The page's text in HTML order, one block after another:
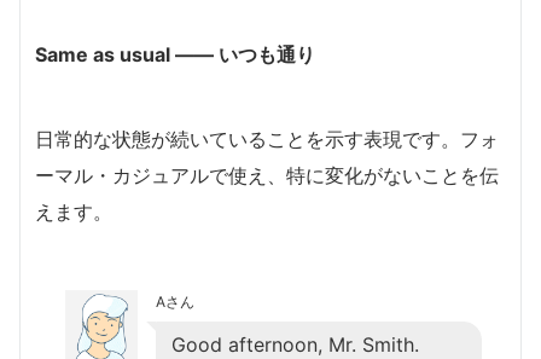
Same as usual ―― いつも通り
日常的な状態が続いていることを示す表現です。フォ
ーマル・カジュアルで使え、特に変化がないことを伝
えます。
Aさん
Good afternoon, Mr. Smith.